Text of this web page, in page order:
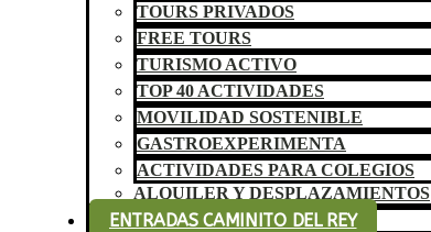
TOURS PRIVADOS
FREE TOURS
TURISMO ACTIVO
TOP 40 ACTIVIDADES
MOVILIDAD SOSTENIBLE
GASTROEXPERIMENTA
ACTIVIDADES PARA COLEGIOS
ALQUILER Y DESPLAZAMIENTOS
ENTRADAS CAMINITO DEL REY